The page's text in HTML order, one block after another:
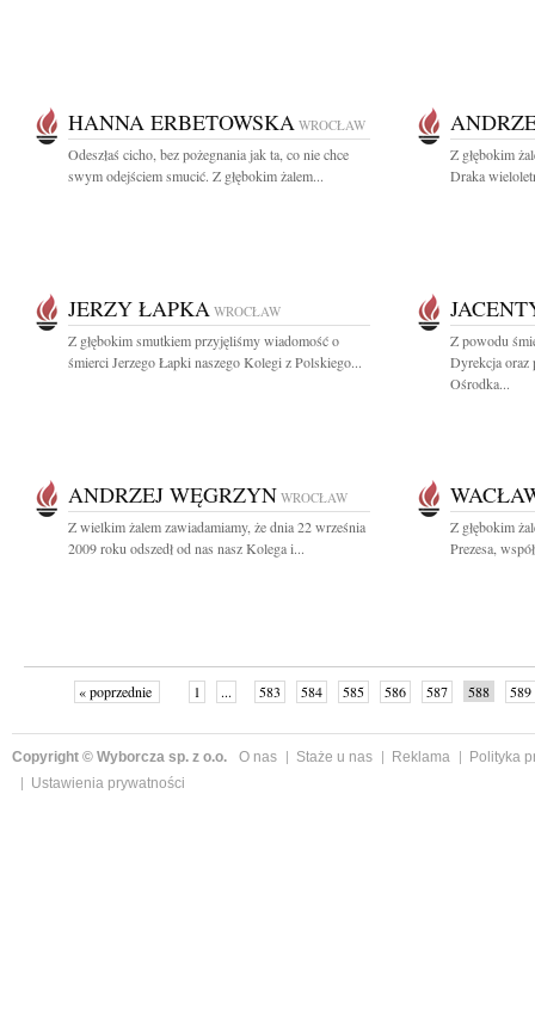
HANNA ERBETOWSKA WROCŁAW
Odeszłaś cicho, bez pożegnania jak ta, co nie chce
swym odejściem smucić. Z głębokim żalem...
Z głębokim
Draka
JERZY ŁAPKA WROCŁAW
Z głębokim smutkiem przyjęliśmy wiadomość o
śmierci Jerzego Łapki naszego Kolegi z Polskiego...
Z powodu
Dyrekcja oraz
Ośrodka...
ANDRZEJ WĘGRZYN WROCŁAW
Z wielkim żalem zawiadamiamy, że dnia 22 września
2009 roku odszedł od nas nasz Kolega i...
Z głębokim
Prezesa,
« poprzednie 1 ... 583 584 585 586 587 588 589
Copyright © Wyborcza sp. z o.o. O nas Staże u nas Reklama
Polityka
Ustawienia prywatności